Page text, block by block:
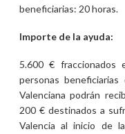
beneficiarias: 20 horas.
Importe de la ayuda:
5.600 € fraccionados
personas
Valenciana podrán
200 € destinados a
Valencia al inicio de